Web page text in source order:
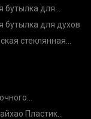
бутылка для
бутылка для духов
стеклянная
Чжэнчжоу